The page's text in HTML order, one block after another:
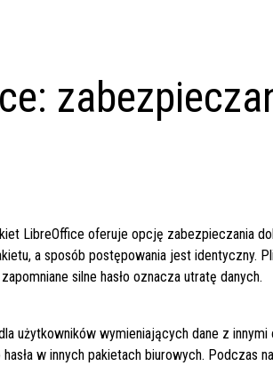
LibreOffice oferuje opcję zabezpieczania
a sposób postępowania jest identyczny.
silne hasło oznacza utratę danych.
użytkowników wymieniających dane z
hasła w innych pakietach biurowych. Podczas